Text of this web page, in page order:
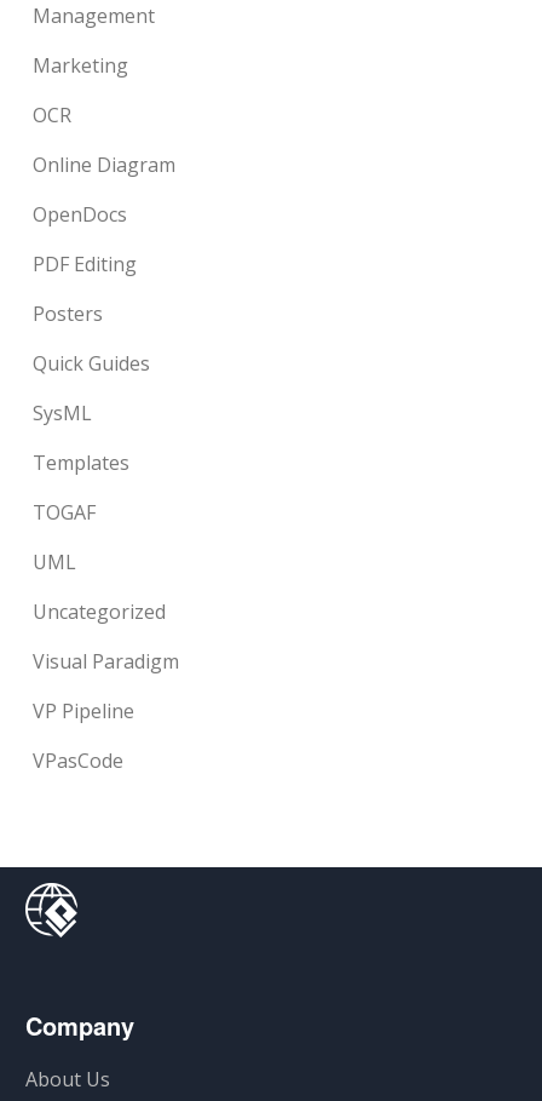
Management
Marketing
OCR
Online Diagram
OpenDocs
PDF Editing
Posters
Quick Guides
SysML
Templates
TOGAF
UML
Uncategorized
Visual Paradigm
VP Pipeline
VPasCode
Company
About Us